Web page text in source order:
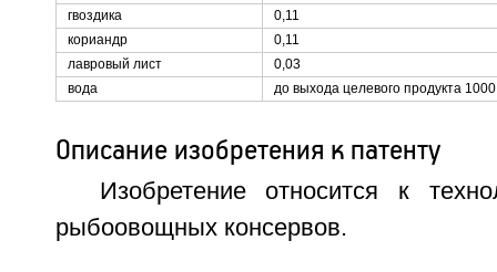
гвоздика
0,11
кориандр
0,11
лавровый лист
0,03
вода
до выхода целевого продукта 1000
Описание изобретения к патенту
Изобретение относится к
рыбоовощных консервов.